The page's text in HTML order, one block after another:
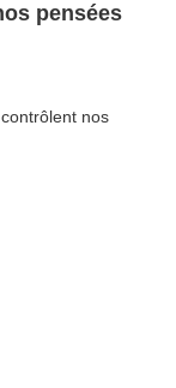
pensées